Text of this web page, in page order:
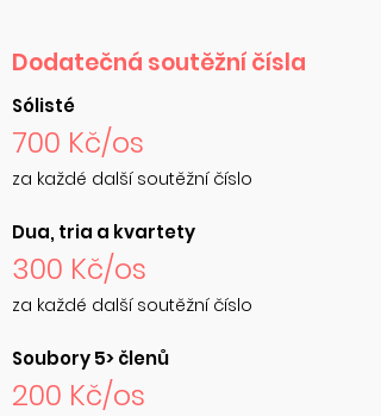
Dodatečná soutěžní čísla
Sólisté
700 Kč/os
za každé další soutěžní číslo
Dua, tria a kvartety
300 Kč/os
za každé další soutěžní číslo
Soubory 5> členů
200 Kč/os